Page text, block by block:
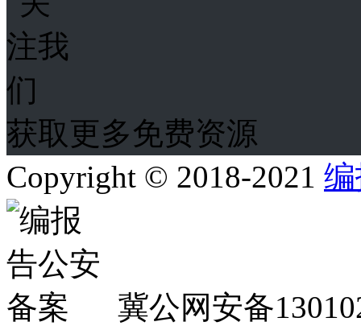
获取更多免费资源
Copyright © 2018-2021
冀公网安备